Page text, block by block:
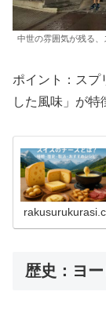
中世の雰囲気が残る、
ポイント：スプ
した風味」が特
歴史：ヨ